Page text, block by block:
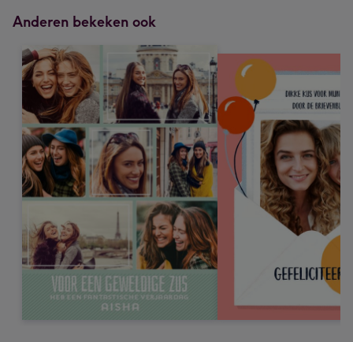
Anderen bekeken ook